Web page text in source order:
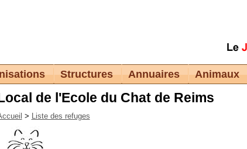
Structures Annuaires Animaux
de l'Ecole du Chat de Reims
> Liste des refuges